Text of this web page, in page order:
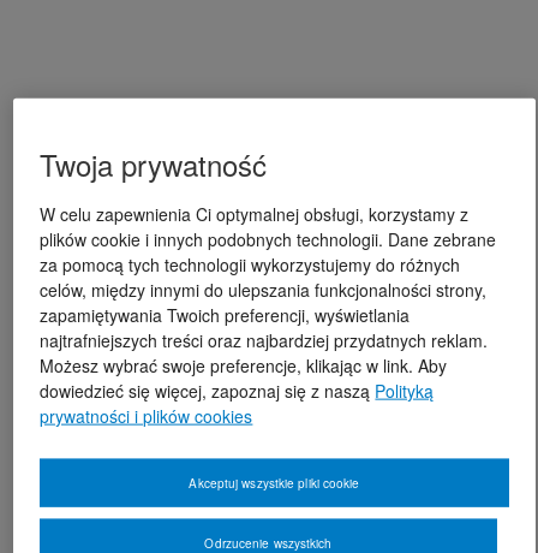
Twoja prywatność
W celu zapewnienia Ci optymalnej obsługi, korzystamy z
plików cookie i innych podobnych technologii. Dane zebrane
za pomocą tych technologii wykorzystujemy do różnych
celów, między innymi do ulepszania funkcjonalności strony,
zapamiętywania Twoich preferencji, wyświetlania
najtrafniejszych treści oraz najbardziej przydatnych reklam.
Możesz wybrać swoje preferencje, klikając w link. Aby
dowiedzieć się więcej, zapoznaj się z naszą Polityką
prywatności i plików cookies
Odrzucenie wszystkich
Akceptuj wszystkie pliki cookie